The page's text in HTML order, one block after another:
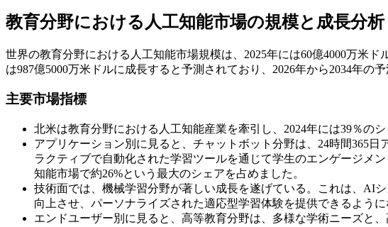
教育分野における人工知能市場の規模と成長分析
世界の教育分野における人工知能市場規模は、2025年には60億4000万米ド
は987億5000万米ドルに成長すると予測されており、2026年から2034年の
主要市場指標
北米は教育分野における人工知能産業を牽引し、2024年には39％のシ
アプリケーション別に見ると、チャットボット分野は、24時間365
ラクティブで自動化された学習ツールを通じて学生のエンゲージメ
知能市場で約26%という最大のシェアを占めました。
技術面では、機械学習分野が著しい成長を遂げている。これは、AI
向上させ、パーソナライズされた適応型学習体験を提供できるように
エンドユーザー別に見ると、高等教育分野は、多様な学術ニーズと